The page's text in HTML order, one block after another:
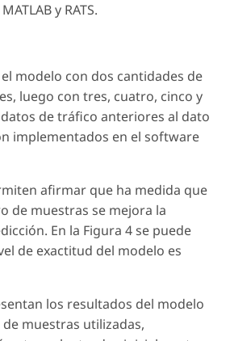
y RATS.
modelo con dos cantidades de
luego con tres, cuatro, cinco y
de tráfico anteriores al dato
implementados en el software
afirmar que ha medida que
de muestras se mejora la
En la Figura 4 se puede
de exactitud del modelo es
los resultados del modelo
muestras utilizadas,